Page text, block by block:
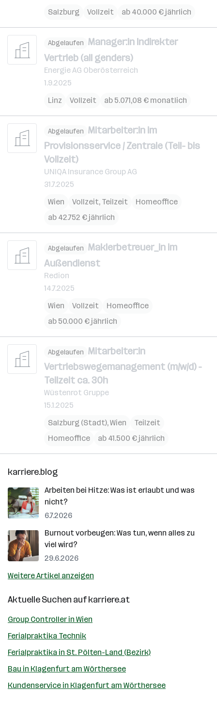
Salzburg
Vollzeit ab 40.000 € jährlich
Abgelaufen Manager:in Indirekter
Vertrieb (all genders)
Energie AG Oberösterreich
1.9.2025
Linz
Vollzeit ab 5.071,08 € monatlich
Abgelaufen Mitarbeiter:in im
Provisionsservice / Zentrale (Teil- bis
Vollzeit)
UNIQA Insurance Group AG
31.7.2025
Wien
Vollzeit, Teilzeit
Homeoffice
ab 42.752 € jährlich
Abgelaufen Maklerbetreuer_in im
Außendienst
Redion
14.7.2025
Wien
Vollzeit
Homeoffice
ab 50.000 € jährlich
Abgelaufen Mitarbeiter:in
Vertriebswegemanagement (m/w/d) -
Teilzeit ca. 30h
Wüstenrot Gruppe
15.1.2025
Salzburg (Stadt),Wien
Teilzeit
Homeoffice
ab 41.500 € jährlich
karriere.blog
Arbeiten bei Hitze: Was ist erlaubt und was
nicht?
6.7.2026
Burnout vorbeugen: Was tun, wenn alles zu
viel wird?
29.6.2026
Weitere Artikel anzeigen
Aktuelle Suchen aufkarriere.at
Group Controller in Wien
Ferialpraktika Technik
Ferialpraktika in St. Pölten-Land (Bezirk)
Bau in Klagenfurt am Wörthersee
Kundenservice in Klagenfurt am Wörthersee